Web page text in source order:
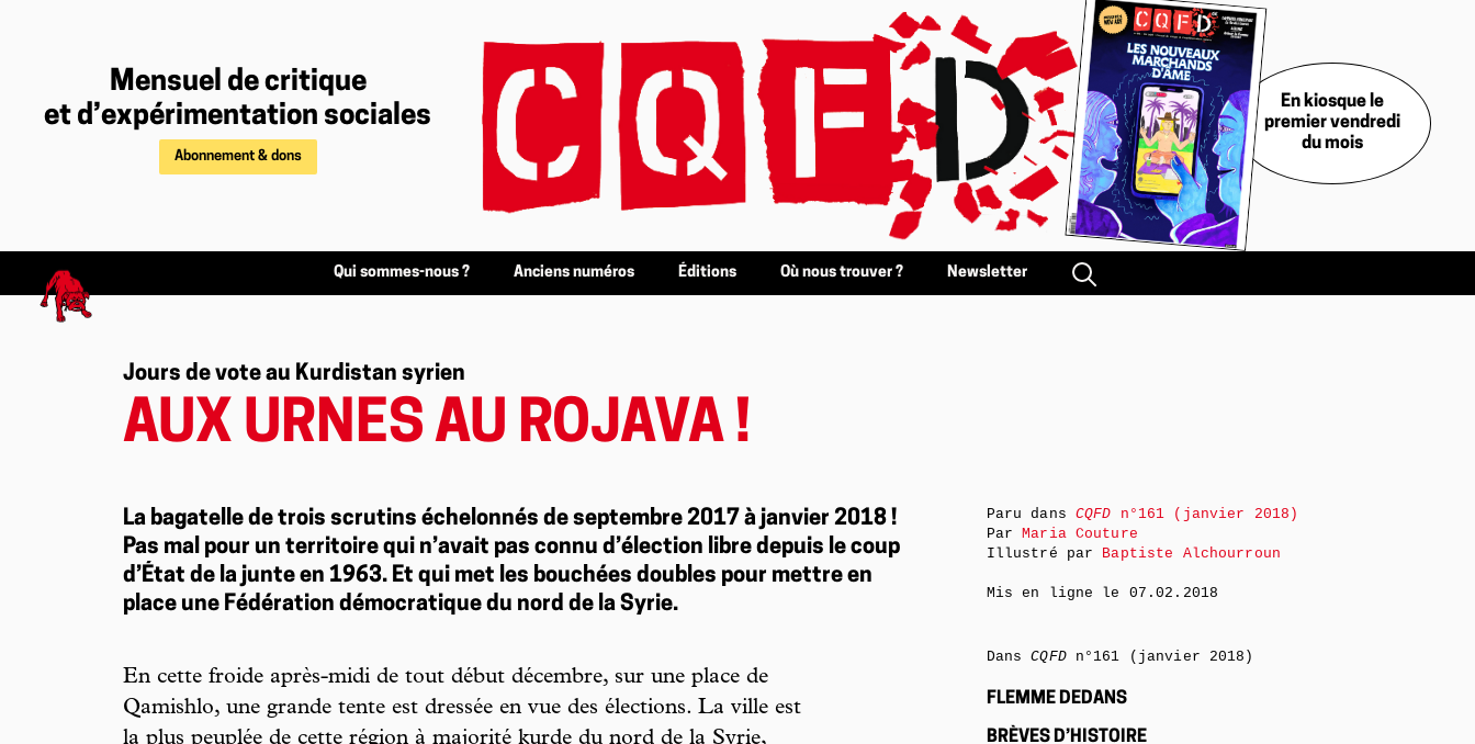
Mensuel de critique
et d’expérimentation sociales
Abonnement & dons
En kiosque le
premier vendredi
du mois
Qui sommes-nous ? Anciens numéros Éditions Où nous trouver ? Newsletter
Jours de vote au Kurdistan syrien
AUX URNES AU ROJAVA !
La bagatelle de trois scrutins échelonnés de septembre 2017 à janvier 2018 !
Pas mal pour un territoire qui n’avait pas connu d’élection libre depuis le coup
d’État de la junte en 1963. Et qui met les bouchées doubles pour mettre en
place une Fédération démocratique du nord de la Syrie.
En cette froide après-midi de tout début décembre, sur une place de
Qamishlo, une grande tente est dressée en vue des élections. La ville est
Paru dans CQFD n°161 (janvier 2018)
ParMaria Couture
Illustré par Baptiste Alchourroun
Mis en ligne le 07.02.2018
DansCQFDn°161 (janvier 2018)
FLEMME DEDANS
BRÈVES D’HISTOIRE